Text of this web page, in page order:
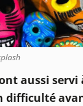
aussi
difficulté